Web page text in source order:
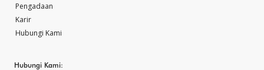
Pengadaan
Karir
Hubungi Kami
Hubungi Kami: